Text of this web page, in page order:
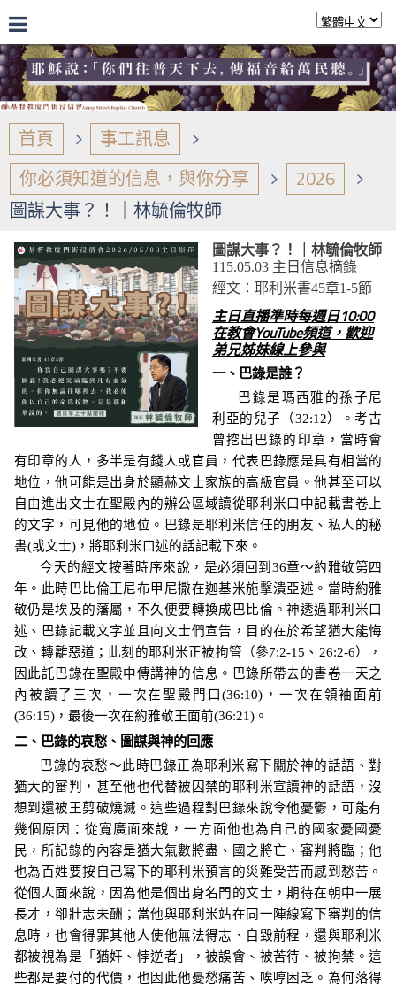
首頁
事工訊息
你必須知道的信息，與你分享
2026
圖謀大事？！｜林毓倫牧師
圖謀大事？！｜林毓倫牧師
115.05.03 主日信息摘錄
經文：耶利米書45章1-5節
主日直播準時每週日10:00
在教會YouTube頻道，歡迎
弟兄姊妹線上參與
一、巴錄是誰？
巴錄是瑪西雅的孫子尼
利亞的兒子（32:12）。考古
曾挖出巴錄的印章，當時會
有印章的人，多半是有錢人或官員，代表巴錄應是具有相當的
地位，他可能是出身於顯赫文士家族的高級官員。他甚至可以
自由進出文士在聖殿內的辦公區域讀從耶利米口中記載書卷上
的文字，可見他的地位 。 巴錄是耶利米信任的朋友、私人的秘
書(或文士) ， 將耶利米口述的話記載下來。
今天的經文按著時序來說，是必須回到 36章～約雅敬第四
年。此時巴比倫王尼布甲尼撒在迦基米施擊潰亞述。當時約雅
敬仍是埃及的藩屬，不久便要轉換成巴比倫。神透過耶利米口
述、巴錄記載文字並且向文士們宣告，目的在於希望猶大能悔
改、轉離惡道；此刻的耶利米正被拘管（參7:2-15 、 26:2-6），
因此託巴錄在聖殿中傳講神的信息。巴錄所帶去的書卷一天之
內被讀了三次，一次在聖殿門口(36:10) ，一次在領袖面前
(36:15) ，最後一次在約雅敬王面前(36:21) 。
二、巴錄的哀愁、圖謀與神的回應
巴錄的哀愁～此時巴錄正為耶利米寫下關於神的話語、對
猶大的審判，甚至他也代替被囚禁的耶利米宣讀神的話語，沒
想到還被王剪破燒滅。這些過程對巴錄來說令他憂鬱，可能有
幾個原因：從寬廣面來說，一方面他也為自己的國家憂國憂
民，所記錄的內容是猶大氣數將盡、國之將亡、審判將臨；他
也為百姓要按自己寫下的耶利米預言的災難受苦而感到愁苦。
從個人面來說，因為他是個出身名門的文士，期待在朝中一展
長才，卻壯志未酬；當他與耶利米站在同一陣線寫下審判的信
息時，也會得罪其他人使他無法得志、自毀前程，還與耶利米
都被視為是「猶奸、悖逆者」，被誤會、被苦待、被拘禁 。這
些都是要付的代價，也因此他憂愁痛苦、唉哼困乏。為何落得